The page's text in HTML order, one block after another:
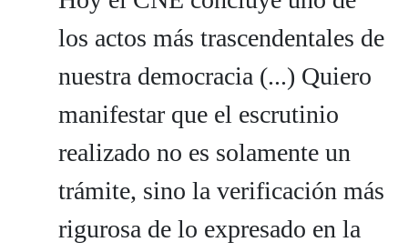
los actos más trascendentales de
nuestra democracia (...) Quiero
manifestar que el escrutinio
realizado no es solamente un
trámite, sino la verificación más
rigurosa de lo expresado en la